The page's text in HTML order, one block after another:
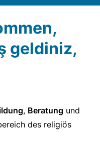
geldiniz,
, Beratung und
des religiös